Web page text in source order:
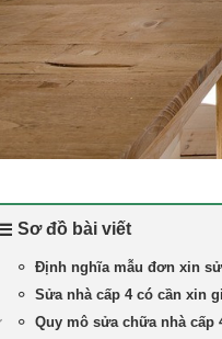
Sơ đồ bài viết
Định nghĩa mẫu đơn xin
Sửa nhà cấp 4 có cần xin
Quy mô sửa chữa nhà cấp